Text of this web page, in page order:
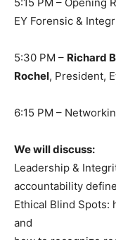
EY Forensic &
5:30 PM – Richard
Rochel, President,
6:15 PM –
We will discuss:
Leadership &
accountability
Ethical Blind Spots:
and